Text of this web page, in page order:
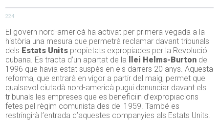
224
El govern nord-americà ha activat per primera vegada a la
història una mesura que permetrà reclamar davant tribunals
dels Estats Units propietats expropiades per la Revolució
cubana. Es tracta d’un apartat de la
llei Helms-Burton del
1996 que havia estat suspès en els darrers 20 anys. Aquesta
reforma, que entrarà en vigor a partir del maig, permet que
qualsevol ciutadà nord-americà pugui denunciar davant els
tribunals les empreses que es beneficiïn d’expropiacions
fetes pel règim comunista des del 1959. També es
restringirà l’entrada d’aquestes companyies als Estats Units.